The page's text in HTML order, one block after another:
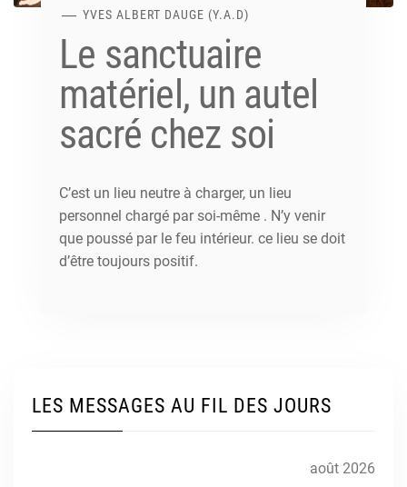
YVES ALBERT DAUGE (Y.A.D)
Le sanctuaire
matériel, un autel
sacré chez soi
C’est un lieu neutre à charger, un lieu
personnel chargé par soi-même . N’y venir
que poussé par le feu intérieur. ce lieu se doit
d’être toujours positif.
LES MESSAGES AU FIL DES JOURS
août 2026